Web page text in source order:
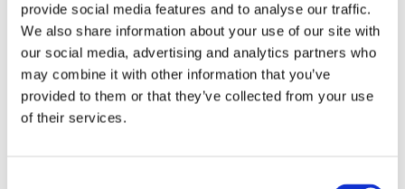
provide social media features and to analyse our traffic.
We also share information about your use of our site with
our social media, advertising and analytics partners who
may combine it with other information that you’ve
provided to them or that they’ve collected from your use
of their services.
og brygget kaffe
Separate innstillinger for temperatur, vann/kaffe-
forhold osv.
Service- og vedlikeholdsvennlig
Høy kvalitet på drikken takket være automatisk
skylleprogram